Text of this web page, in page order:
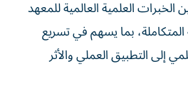
الخبرات العلمية العالمية للمعهد
بما يسهم في تسريع
إلى التطبيق العملي والأثر